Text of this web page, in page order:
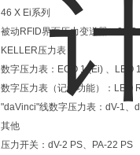
46 X Ei系列
被动RFID界面压力变送器：21 D
KELLER压力表
数字压力表：ECO 1 (Ei) 、LEO
数字压力表（记录功能）：LEO
"daVinci"线数字压力表：dV-1、
其他
压力开关：dV-2 PS、PA-22 PS